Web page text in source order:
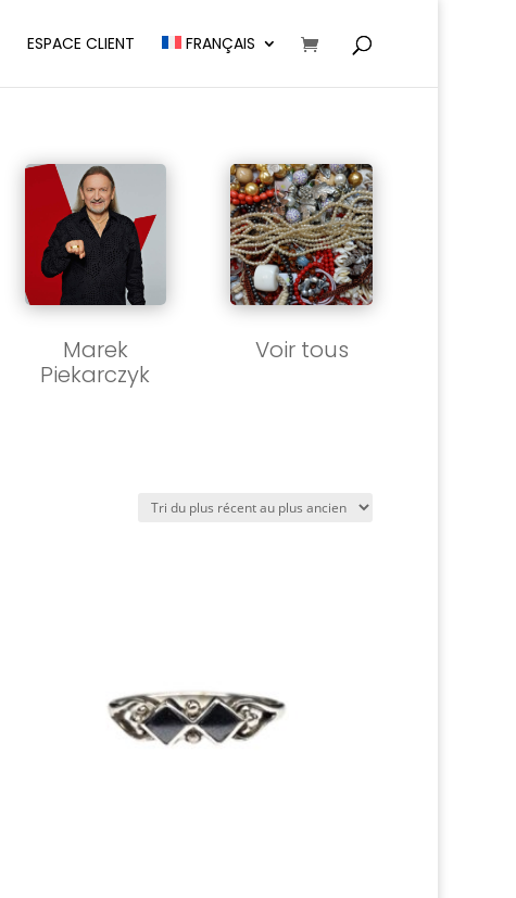
ESPACE CLIENT FRANÇAIS
Marek
Piekarczyk
Voir tous